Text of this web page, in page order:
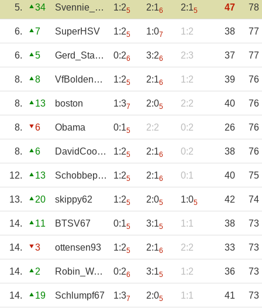
5. 34 Svennie_1970 1:25 2:16 2:15 47 78
6. 7 SuperHSV 1:25 1:07 1:2 38 77
6. 5 Gerd_Staab2.0 0:26 3:26 2:3 37 77
8. 8 VfBoldenburg 1:25 2:16 1:2 39 76
8. 13 boston 1:37 2:05 2:2 40 76
8. 6 Obama 0:15 2:2 0:2 26 76
8. 6 DavidCooper 1:25 2:16 0:2 38 76
12. 13 Schobbepetzer 1:25 2:16 0:1 40 75
13. 20 skippy62 1:25 2:05 1:05 42 74
14. 11 BTSV67 0:15 3:15 1:1 38 73
14. 3 ottensen93 1:25 2:16 2:2 33 73
14. 2 Robin_Waldhof 0:26 3:15 1:2 36 73
14. 19 Schlumpf67 1:37 2:05 1:1 41 73